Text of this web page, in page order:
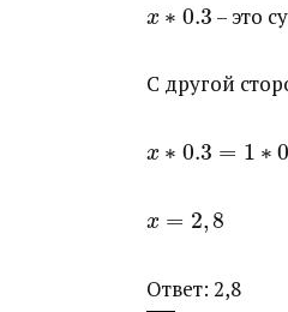
x ∗ 0.3 – это
C другой
x ∗ 0.3 = 1 ∗
x = 2,8
Ответ: 2,8